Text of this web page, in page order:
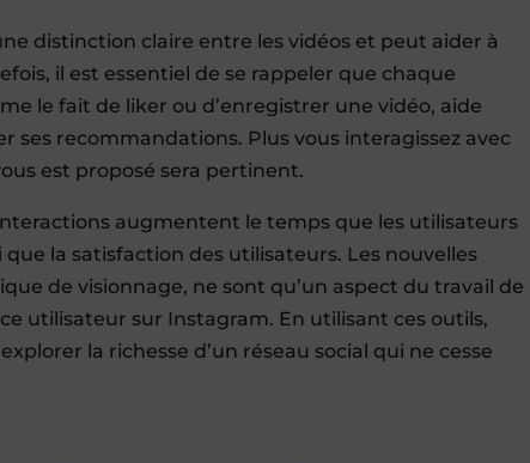
distinction claire entre les vidéos et peut aider à
il est essentiel de se rappeler que chaque
le fait de liker ou d’enregistrer une vidéo, aide
ses recommandations. Plus vous interagissez avec
est proposé sera pertinent.
augmentent le temps que les utilisateurs
la satisfaction des utilisateurs. Les nouvelles
de visionnage, ne sont qu’un aspect du travail de
utilisateur sur Instagram. En utilisant ces outils,
la richesse d’un réseau social qui ne cesse